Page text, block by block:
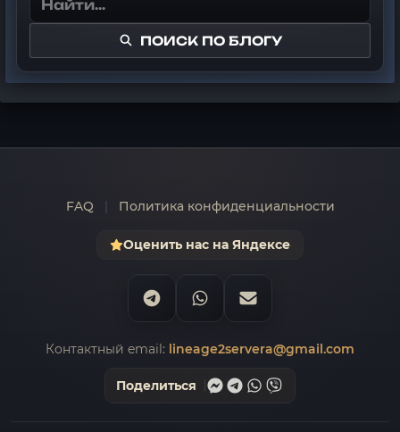
ПОИСК ПО БЛОГУ
FAQ Политика конфиденциальности
Оценить нас на Яндексе
Контактный email: lineage2servera@gmail.com
Поделиться